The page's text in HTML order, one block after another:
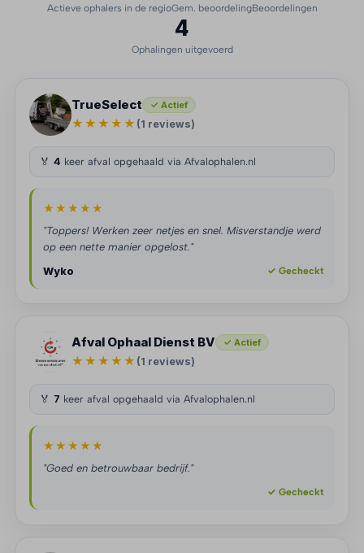
Actieve ophalers in de regioGem. beoordelingBeoordelingen
4
Ophalingen uitgevoerd
TrueSelect ✓ Actief
★★★★★ (1 reviews)
🏅 4 keer afval opgehaald via Afvalophalen.nl
★★★★★
"Toppers! Werken zeer netjes en snel. Misverstandje werd
op een nette manier opgelost."
Wyko
✓ Gecheckt
Afval Ophaal Dienst BV ✓ Actief
★★★★★ (1 reviews)
🏅 7 keer afval opgehaald via Afvalophalen.nl
★★★★★
"Goed en betrouwbaar bedrijf."
✓ Gecheckt